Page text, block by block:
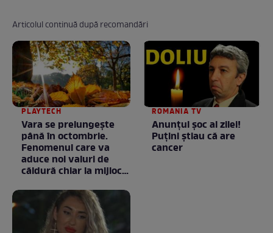
Articolul continuă după recomandări
PLAYTECH
Vara se prelungeşte
până în octombrie.
Fenomenul care va
aduce noi valuri de
căldură chiar la mijlocul
ROMANIA TV
Anunţul şoc al zilei!
Puţini ştiau că are
cancer